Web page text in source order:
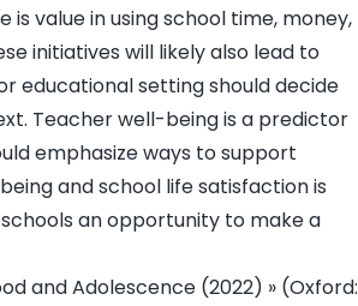
value in using school time, money,
initiatives will likely also lead to
educational setting should decide
Teacher well-being is a predictor
emphasize ways to support
and school life satisfaction is
an opportunity to make a
and Adolescence (2022) » (Oxford: